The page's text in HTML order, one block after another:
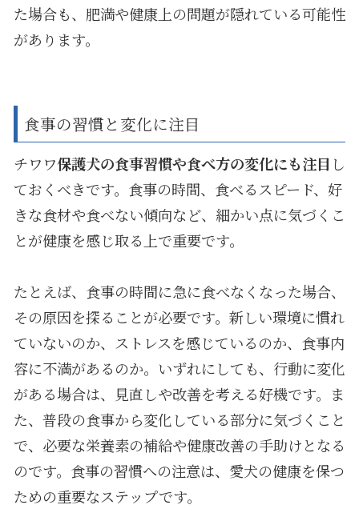
た場合も、肥満や健康上の問題が隠れている可能性
があります。
食事の習慣と変化に注目
チワワ保護犬の食事習慣や食べ方の変化にも注目 し
ておくべきです。食事の時間、食べるスピード、好
きな食材や食べない傾向など、細かい点に気づくこ
とが健康を感じ取る上で重要です。
たとえば、食事の時間に急に食べなくなった場合、
その原因を探ることが必要です。新しい環境に慣れ
ていないのか、ストレスを感じているのか、食事内
容に不満があるのか。いずれにしても、行動に変化
がある場合は、見直しや改善を考える好機です。ま
た、普段の食事から変化している部分に気づくこと
で、必要な栄養素の補給や健康改善の手助けとなる
のです。食事の習慣への注意は、愛犬の健康を保つ
ための重要なステップです。